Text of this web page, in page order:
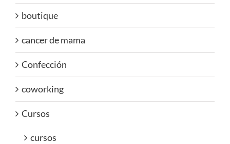
boutique
cancer de mama
Confección
coworking
Cursos
cursos